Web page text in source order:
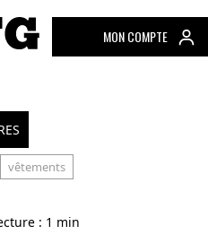
MON COMPTE
vêtements
: 1 min